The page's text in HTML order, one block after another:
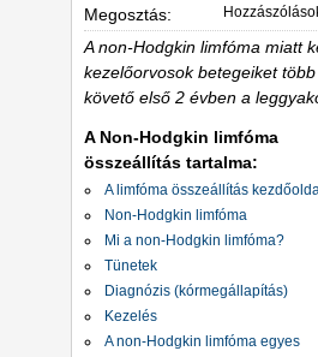
Megosztás:
A non-Hodgkin limfóma miatt
kezelőorvosok betegeiket
követő első 2 évben a
A Non-Hodgkin limfóma
összeállítás tartalma:
A limfóma összeállítás
Non-Hodgkin limfóma
Mi a non-Hodgkin limfóma?
Tünetek
Diagnózis (kórmegállapítás)
Kezelés
A non-Hodgkin limfóma egyes